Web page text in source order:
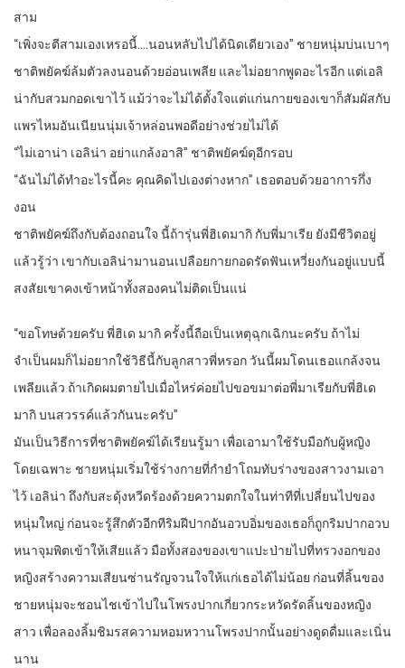
สาม
“เพิ่งจะตีสามเองเหรอนี้….นอนหลับไปได้นิดเดียวเอง” ชายหนุ่มบ่นเบาๆ
ชาติพยัคฆ์ล้มตัวลงนอนด้วยอ่อนเพลีย และไม่อยากพูดอะไรอีก แต่เอลิ
น่ากับสวมกอดเขาไว้ แม้ว่าจะไม่ได้ตั้งใจแต่แก่นกายของเขาก็สัมผัสกับ
แพรไหมอันเนียนนุ่มเจ้าหล่อนพอดีอย่างช่วยไม่ได้
“ไม่เอาน่า เอลิน่า อย่าแกล้งอาสิ” ชาติพยัคฆ์ดุอีกรอบ
“ฉันไม่ได้ทำอะไรนี้คะ คุณคิดไปเองต่างหาก” เธอตอบด้วยอาการกึ่ง
งอน
ชาติพยัคฆ์ถึงกับต้องถอนใจ นี้ถ้ารุ่นพี่ฮิเดมากิ กับพี่มาเรีย ยังมีชีวิตอยู่
แล้วรู้ว่า เขากับเอลิน่ามานอนเปลือยกายกอดรัดฟันเหวี่ยงกันอยู่แบบนี้
สงสัยเขาคงเข้าหน้าทั้งสองคนไม่ติดเป็นแน่
“ขอโทษด้วยครับ พี่ฮิเด มากิ ครั้งนี้ถือเป็นเหตุฉุกเฉิกนะครับ ถ้าไม่
จำเป็นผมก็ไม่อยากใช้วิธีนี้กับลูกสาวพี่หรอก วันนี้ผมโดนเธอแกล้งจน
เพลียแล้ว ถ้าเกิดผมตายไปเมื่อไหร่ค่อยไปขอขมาต่อพี่มาเรียกับพี่ฮิเด
มากิ บนสวรรค์แล้วกันนะครับ”
มันเป็นวิธีการที่ชาติพยัคฆ์ได้เรียนรู้มา เพื่อเอามาใช้รับมือกับผู้หญิง
โดยเฉพาะ ชายหนุ่มเริ่มใช้ร่างกายที่กำยำโถมทับร่างของสาวงามเอา
ไว้ เอลิน่า ถึงกับสะดุ้งหวีดร้องด้วยความตกใจในท่าทีที่เปลี่ยนไปของ
หนุ่มใหญ่ ก่อนจะรู้สึกตัวอีกทีริมฝีปากอันอวบอิ่มของเธอก็ถูกริมปากอวบ
หนาจุมพิตเข้าให้เสียแล้ว มือทั้งสองของเขาแปะป่ายไปที่ทรวงอกของ
หญิงสร้างความเสียนซ่านรัญจวนใจให้แก่เธอได้ไม่น้อย ก่อนที่ลิ้นของ
ชายหนุ่มจะชอนไชเข้าไปในโพรงปากเกี่ยวกระหวัดรัดลิ้นของหญิง
สาว เพื่อลองลิ้มชิมรสความหอมหวานโพรงปากนั้นอย่างดูดดื่มและเนิ่น
นาน